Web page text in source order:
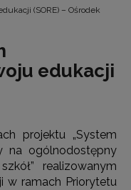
(SORE) – Ośrodek
edukacji
projektu „System
na ogólnodostępny
realizowanym
w ramach Priorytetu